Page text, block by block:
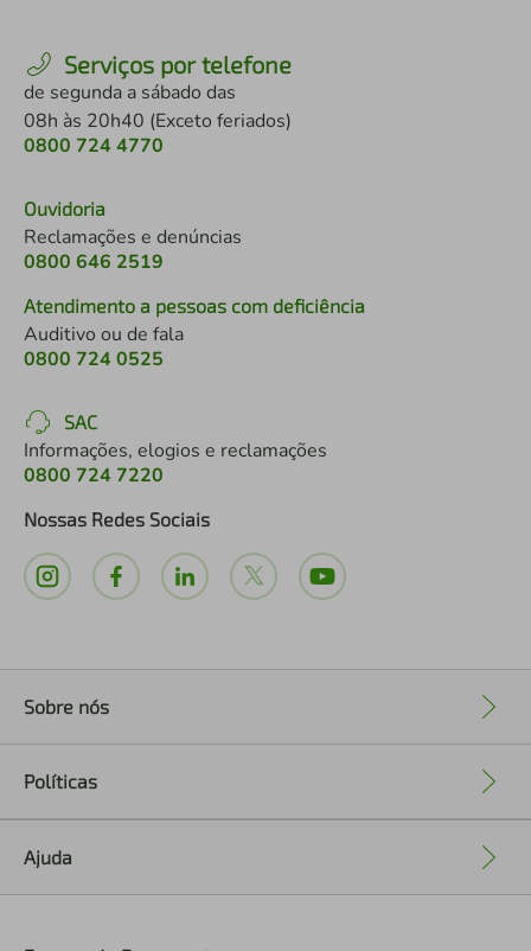
Serviços por telefone
de segunda a sábado das
08h às 20h40 (Exceto feriados)
0800 724 4770
Ouvidoria
Reclamações e denúncias
0800 646 2519
Atendimento a pessoas com deficiência
Auditivo ou de fala
0800 724 0525
SAC
Informações, elogios e reclamações
0800 724 7220
Nossas Redes Sociais
Sobre nós
Políticas
Ajuda